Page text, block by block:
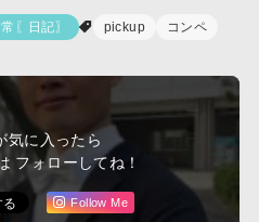
〖日記〗 pickup コンペ
気に入ったら
フォローしてね！
Follow Me